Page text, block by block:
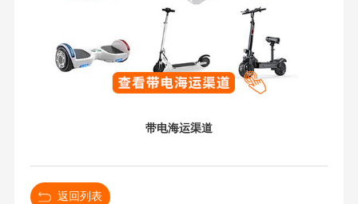
带电海运渠道
返回列表